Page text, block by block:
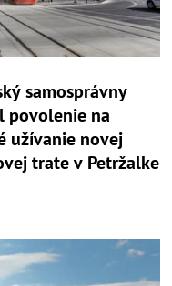
samosprávny
povolenie na
užívanie novej
trate v Petržalke